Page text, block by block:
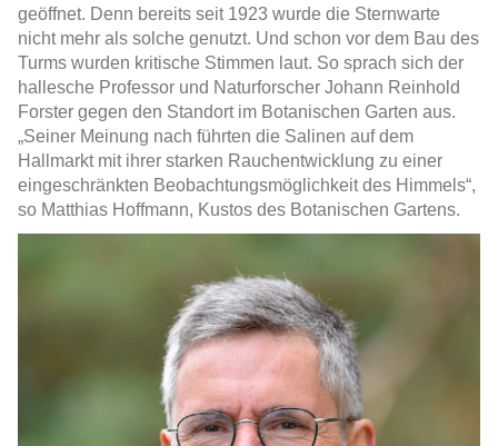
geöffnet. Denn bereits seit 1923 wurde die Sternwarte
nicht mehr als solche genutzt. Und schon vor dem Bau des
Turms wurden kritische Stimmen laut. So sprach sich der
hallesche Professor und Naturforscher Johann Reinhold
Forster gegen den Standort im Botanischen Garten aus.
„Seiner Meinung nach führten die Salinen auf dem
Hallmarkt mit ihrer starken Rauchentwicklung zu einer
eingeschränkten Beobachtungsmöglichkeit des Himmels“,
so Matthias Hoffmann, Kustos des Botanischen Gartens.